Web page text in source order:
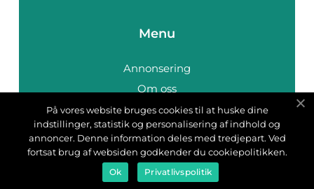
Menu
Annonsering
Om oss
Cookies
Kontakta oss
Sitemap
På vores website bruges cookies til at huske dine
indstillinger, statistik og personalisering af indhold og
annoncer. Denne information deles med tredjepart. Ved
fortsat brug af websiden godkender du cookiepolitikken.
Ok Privatlivspolitik